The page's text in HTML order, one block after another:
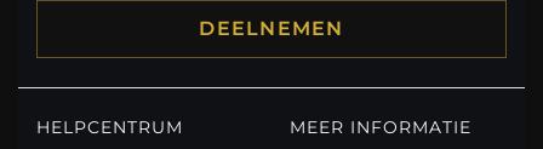
DEELNEMEN
HELPCENTRUM MEER INFORMATIE